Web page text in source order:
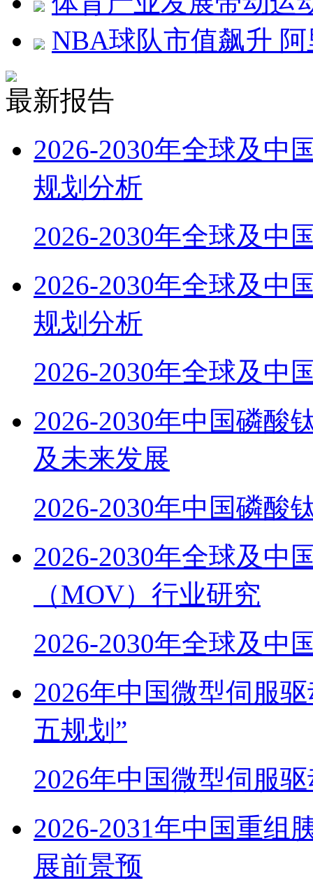
NBA球队市值飙升
最新报告
2026-2030年全球及中
规划分析
2026-2030年全球及中
2026-2030年全球及中
规划分析
2026-2030年全球及中
2026-2030年中国磷酸
及未来发展
2026-2030年中国磷酸
2026-2030年全球及中
（MOV）行业研究
2026-2030年全球及中
2026年中国微型伺服
五规划”
2026年中国微型伺服
2026-2031年中国重组
展前景预